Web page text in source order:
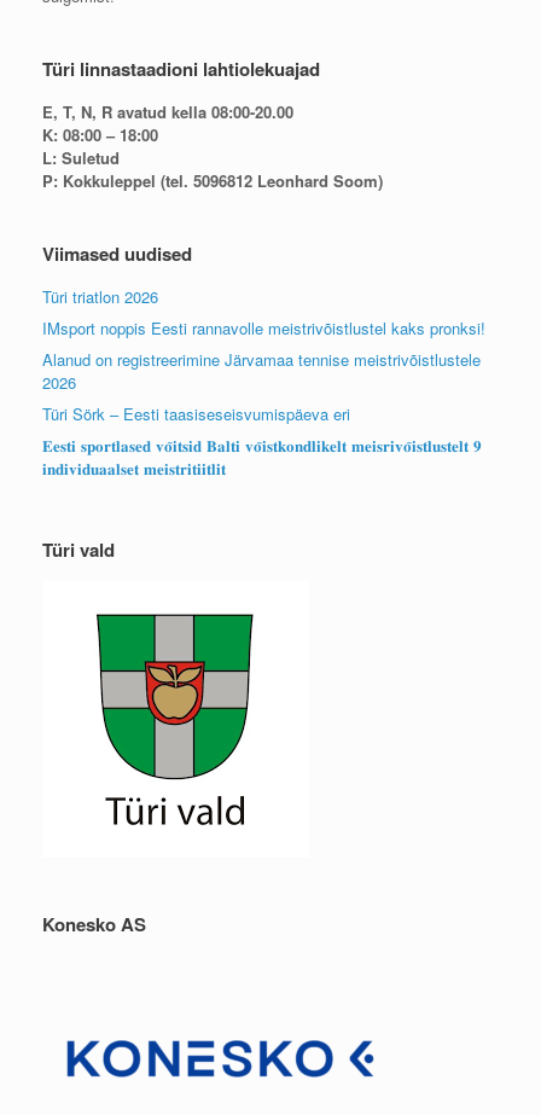
Türi linnastaadioni lahtiolekuajad
E, T, N, R avatud kella 08:00-20.00
K: 08:00 – 18:00
L: Suletud
P: Kokkuleppel (tel. 5096812 Leonhard Soom)
Viimased uudised
Türi triatlon 2026
IMsport noppis Eesti rannavolle meistrivõistlustel kaks pronksi!
Alanud on registreerimine Järvamaa tennise meistrivõistlustele
2026
Türi Sörk – Eesti taasiseseisvumispäeva eri
𝐄𝐞𝐬𝐭𝐢 𝐬𝐩𝐨𝐫𝐭𝐥𝐚𝐬𝐞𝐝 𝐯𝐨̃𝐢𝐭𝐬𝐢𝐝 𝐁𝐚𝐥𝐭𝐢 𝐯𝐨̃𝐢𝐬𝐭𝐤𝐨𝐧𝐝𝐥𝐢𝐤𝐞𝐥𝐭 𝐦𝐞𝐢𝐬𝐫𝐢𝐯𝐨̃𝐢𝐬𝐭𝐥𝐮𝐬𝐭𝐞𝐥𝐭 𝟗
𝐢𝐧𝐝𝐢𝐯𝐢𝐝𝐮𝐚𝐚𝐥𝐬𝐞𝐭 𝐦𝐞𝐢𝐬𝐭𝐫𝐢𝐭𝐢𝐢𝐭𝐥𝐢𝐭
Türi vald
Konesko AS